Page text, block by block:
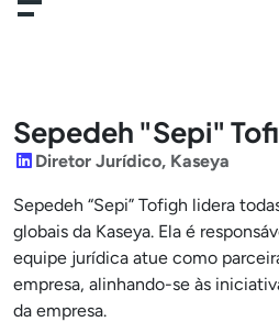
Sepedeh "Sepi"
LinkedIn
Diretor Jurídico, Kaseya
Sepedeh “Sepi” Tofigh lidera
globais da Kaseya. Ela é
equipe jurídica atue como
empresa, alinhando-se às
da empresa.